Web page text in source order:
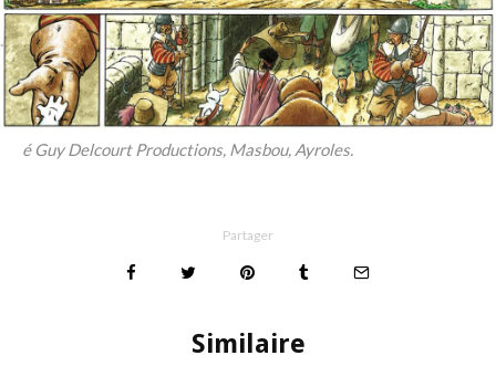
é Guy Delcourt Productions, Masbou, Ayroles.
Partager
Similaire